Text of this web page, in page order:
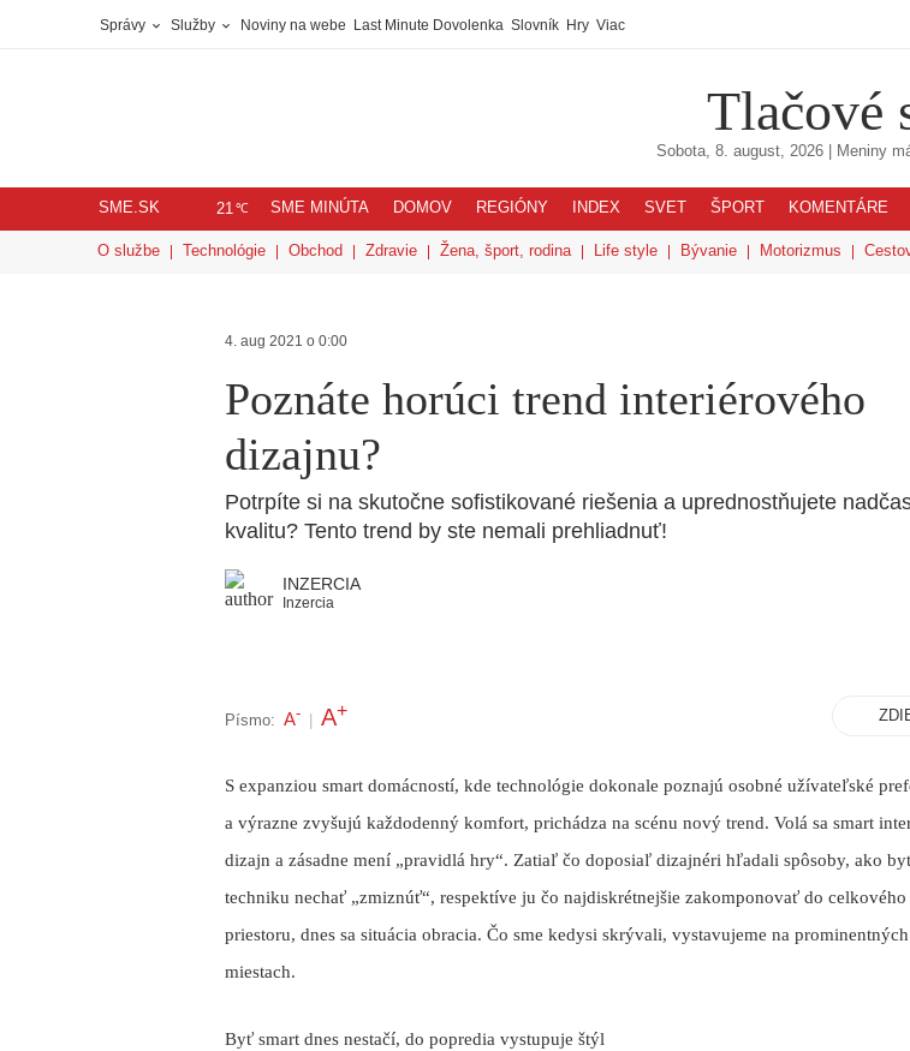
Správy Služby Noviny na webe Last Minute Dovolenka Slovník Hry Viac
Tlačové
Sobota, 8. august, 2026| Meniny
SME.SK 21℃ SME MINÚTA DOMOV REGIÓNY INDEX SVET ŠPORT KOMENTÁRE
O službe Technológie Obchod Zdravie Žena, šport, rodina Life style Bývanie Motorizmus
4. aug 2021 o 0:00
Poznáte horúci trend interiérového
dizajnu?
Potrpíte si na skutočne sofistikované riešenia a uprednostňujete
kvalitu? Tento trend by ste nemali prehliadnuť!
INZERCIA
Inzercia
Písmo: A- A+
S expanziou smart domácností, kde technológie dokonale poznajú osobné užívateľské
a výrazne zvyšujú každodenný komfort, prichádza na scénu nový trend. Volá sa smart
dizajn a zásadne mení „pravidlá hry“. Zatiaľ čo doposiaľ dizajnéri hľadali spôsoby, ako
techniku nechať „zmiznúť“, respektíve ju čo najdiskrétnejšie zakomponovať do celkového
priestoru, dnes sa situácia obracia. Čo sme kedysi skrývali, vystavujeme na prominentných
miestach.
Byť smart dnes nestačí, do popredia vystupuje štýl